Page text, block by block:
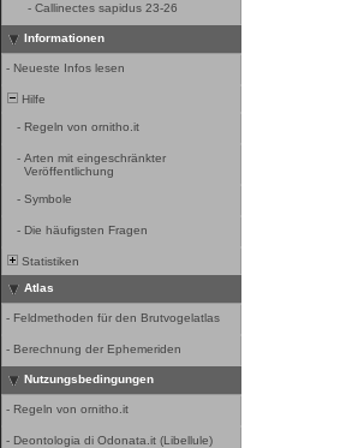
- Callinectes sapidus 23-26
Informationen
- Neueste Infos lesen
Hilfe
- Regeln von ornitho.it
- Arten mit eingeschränkter
Veröffentlichung
- Symbole
- Die häufigsten Fragen
Statistiken
Atlas
- Feldmethoden für den Brutvogelatlas
- Berechnung der Ephemeriden
Nutzungsbedingungen
- Regeln von ornitho.it
- Deontologia di Odonata.it (Libellule)